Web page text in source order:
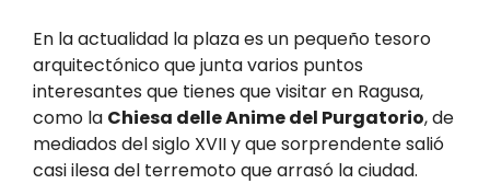
En la actualidad la plaza es un pequeño tesoro
arquitectónico que junta varios puntos
interesantes que tienes que visitar en Ragusa,
como la Chiesa delle Anime del Purgatorio, de
mediados del siglo XVII y que sorprendente salió
casi ilesa del terremoto que arrasó la ciudad.